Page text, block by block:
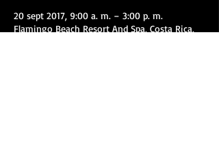
20 sept 2017, 9:00 a. m. – 3:00 p. m.
Flamingo Beach Resort And Spa, Costa Rica,